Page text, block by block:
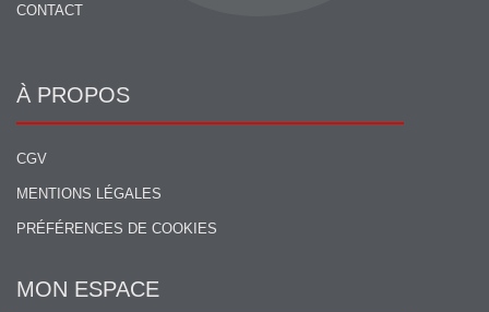
CONTACT
À PROPOS
CGV
MENTIONS LÉGALES
PRÉFÉRENCES DE COOKIES
MON ESPACE